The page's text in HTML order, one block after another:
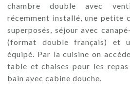
chambre double avec
récemment installé, une petite
superposés, séjour avec
(format double français) et
équipé. Par la cuisine on
table et chaises pour les
bain avec cabine douche.